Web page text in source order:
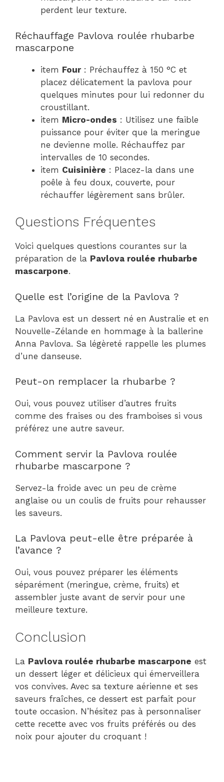
perdent leur texture.
Réchauffage Pavlova roulée rhubarbe
mascarpone
item Four: Préchauffez à 150 °C et
placez délicatement la pavlova pour
quelques minutes pour lui redonner du
croustillant.
item Micro-ondes : Utilisez une faible
puissance pour éviter que la meringue
ne devienne molle. Réchauffez par
intervalles de 10 secondes.
item Cuisinière : Placez-la dans une
poêle à feu doux, couverte, pour
réchauffer légèrement sans brûler.
Questions Fréquentes
Voici quelques questions courantes sur la
préparation de la Pavlova roulée rhubarbe
mascarpone.
Quelle est l’origine de la Pavlova ?
La Pavlova est un dessert né en Australie et en
Nouvelle-Zélande en hommage à la ballerine
Anna Pavlova. Sa légèreté rappelle les plumes
d’une danseuse.
Peut-on remplacer la rhubarbe ?
Oui, vous pouvez utiliser d’autres fruits
comme des fraises ou des framboises si vous
préférez une autre saveur.
Comment servir la Pavlova roulée
rhubarbe mascarpone ?
Servez-la froide avec un peu de crème
anglaise ou un coulis de fruits pour rehausser
les saveurs.
La Pavlova peut-elle être préparée à
l’avance ?
Oui, vous pouvez préparer les éléments
séparément (meringue, crème, fruits) et
assembler juste avant de servir pour une
meilleure texture.
Conclusion
La Pavlova roulée rhubarbe mascarpone est
un dessert léger et délicieux qui émerveillera
vos convives. Avec sa texture aérienne et ses
saveurs fraîches, ce dessert est parfait pour
toute occasion. N’hésitez pas à personnaliser
cette recette avec vos fruits préférés ou des
noix pour ajouter du croquant !